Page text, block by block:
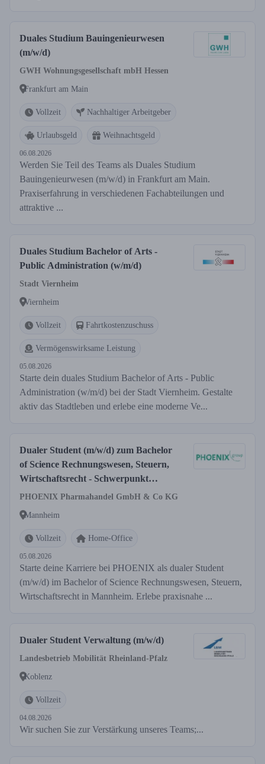
Duales Studium Bauingenieurwesen
(m/w/d)
GWH Wohnungsgesellschaft mbH Hessen
Frankfurt am Main
Vollzeit Nachhaltiger Arbeitgeber
Urlaubsgeld Weihnachtsgeld
06.08.2026
Werden Sie Teil des Teams als Duales Studium
Bauingenieurwesen (m/w/d) in Frankfurt am Main.
Praxiserfahrung in verschiedenen Fachabteilungen und
attraktive ...
Duales Studium Bachelor of Arts -
Public Administration (w/m/d)
Stadt Viernheim
Viernheim
Vollzeit Fahrtkostenzuschuss
Vermögenswirksame Leistung
05.08.2026
Starte dein duales Studium Bachelor of Arts - Public
Administration (w/m/d) bei der Stadt Viernheim. Gestalte
aktiv das Stadtleben und erlebe eine moderne Ve...
Dualer Student (m/w/d) zum Bachelor
of Science Rechnungswesen, Steuern,
Wirtschaftsrecht - Schwerpunkt
Accounting & Controlling
PHOENIX Pharmahandel GmbH & Co KG
Mannheim
Vollzeit Home-Office
05.08.2026
Starte deine Karriere bei PHOENIX als dualer Student
(m/w/d) im Bachelor of Science Rechnungswesen, Steuern,
Wirtschaftsrecht in Mannheim. Erlebe praxisnahe ...
Dualer Student Verwaltung (m/w/d)
Landesbetrieb Mobilität Rheinland-Pfalz
Koblenz
Vollzeit
04.08.2026
Wir suchen Sie zur Verstärkung unseres Teams;...